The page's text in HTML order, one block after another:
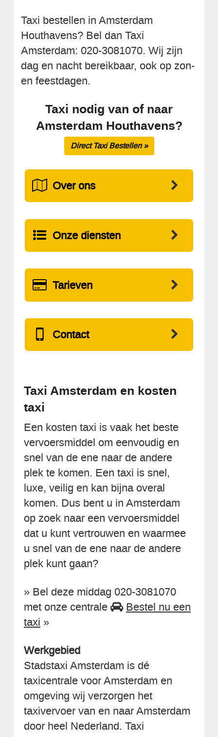
Taxi bestellen in Amsterdam
Houthavens? Bel dan Taxi
Amsterdam: 020-3081070. Wij zijn
dag en nacht bereikbaar, ook op zon-
en feestdagen.
Taxi nodig van of naar
Amsterdam Houthavens?
Direct Taxi Bestellen »
Over ons
Onze diensten
Tarieven
Contact
Taxi Amsterdam en kosten
taxi
Een kosten taxi is vaak het beste
vervoersmiddel om eenvoudig en
snel van de ene naar de andere
plek te komen. Een taxi is snel,
luxe, veilig en kan bijna overal
komen. Dus bent u in Amsterdam
op zoek naar een vervoersmiddel
dat u kunt vertrouwen en waarmee
u snel van de ene naar de andere
plek kunt gaan?
» Bel deze middag 020-3081070
met onze centrale
Bestel nu een
taxi »
Werkgebied
Stadstaxi Amsterdam is dé
taxicentrale voor Amsterdam en
omgeving wij verzorgen het
taxivervoer van en naar Amsterdam
door heel Nederland. Taxi